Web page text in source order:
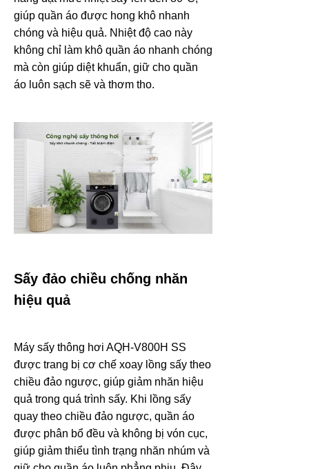
giúp quần áo được hong khô nhanh
chóng và hiệu quả. Nhiệt độ cao này
không chỉ làm khô quần áo nhanh chóng
mà còn giúp diệt khuẩn, giữ cho quần
áo luôn sạch sẽ và thơm tho.
Sấy đảo chiều chống nhăn
hiệu quả
Máy sấy thông hơi AQH-V800H SS
được trang bị cơ chế xoay lồng sấy theo
chiều đảo ngược, giúp giảm nhăn hiệu
quả trong quá trình sấy. Khi lồng sấy
quay theo chiều đảo ngược, quần áo
được phân bổ đều và không bị vón cục,
giúp giảm thiểu tình trạng nhăn nhúm và